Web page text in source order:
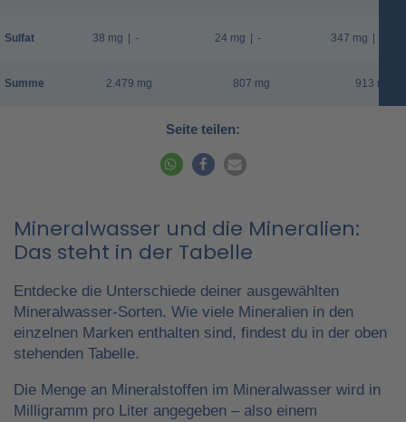
Sulfat
Summe
38 mg | -
2.479 mg
24 mg | -
807 mg
347 mg |
913 mg
Seite teilen:
Mineralwasser und die Mineralien:
Das steht in der Tabelle
Entdecke die Unterschiede deiner ausgewählten
Mineralwasser-Sorten. Wie viele Mineralien in den
einzelnen Marken enthalten sind, findest du in der oben
stehenden Tabelle.
Die Menge an Mineralstoffen im Mineralwasser wird in
Milligramm pro Liter angegeben – also einem